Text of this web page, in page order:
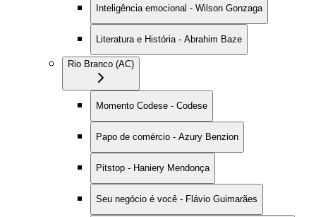
Inteligência emocional - Wilson Gonzaga
Literatura e História - Abrahim Baze
Rio Branco (AC)
Momento Codese - Codese
Papo de comércio - Azury Benzion
Pitstop - Haniery Mendonça
Seu negócio é você - Flávio Guimarães